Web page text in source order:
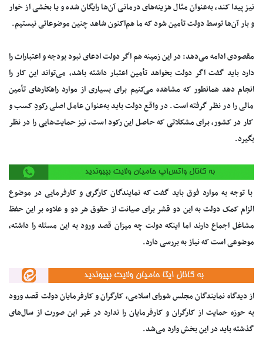
نیز پیدا کند، به‌عنوان مثال هزینه‌های درمانی آن‌ها رایگان شده و یا بخشی از خوار
و بار آن‌ها توسط دولت تأمین شود که ما هم‌اکنون شاهد چنین موضوعاتی نیستیم.
مقصودی ادامه می‌دهد: در این زمینه هم اگر دولت ادعای نبود بودجه و اعتبارات را
دارد باید گفت اگر دولت بخواهد تأمین اعتبار داشته باشد، می‌تواند این کار را
انجام دهد همانطور که مشاهده می‌کنیم برای بسیاری از موارد راهکارهای تأمین
مالی را در نظر گرفته است. در واقع دولت باید به‌عنوان عامل اصلی رکودِ کسب و
کار در کشور، برای مشکلاتی که حاصل این رکود است، نیز حمایت‌هایی را در نظر
بگیرد.
با توجه به موارد فوق باید گفت که نمایندگان کارگری و کارفرمایی در موضوع
الزام کمک دولت به این دو قشر برای صیانت از حقوق هر دو و علاوه بر این حفظ
مشاغل اجماع دارند اما اینکه دولت چه میزان قصد ورود به این مسئله را داشته،
موضوعی است که نیاز به بررسی دارد.
از دیدگاه نمایندگان مجلس شورای اسلامی، کارگران و کارفرمایان دولت قصد ورود
به حوزه حمایت از کارگران و کارفرمایان را ندارد در غیر این صورت از سال‌های
گذشته باید در این بخش وارد می‌شد.